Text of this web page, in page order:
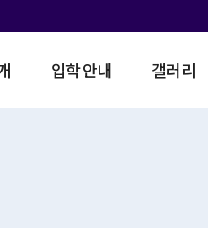
입학 안내 갤러리